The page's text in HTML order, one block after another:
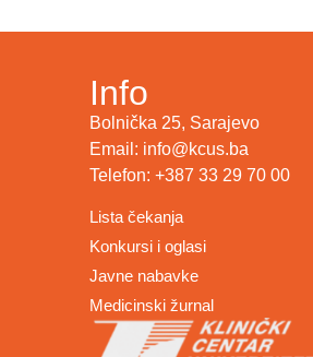
Info
Bolnička 25, Sarajevo
Email: info@kcus.ba
Telefon: +387 33 29 70 00
Lista čekanja
Konkursi i oglasi
Javne nabavke
Medicinski žurnal